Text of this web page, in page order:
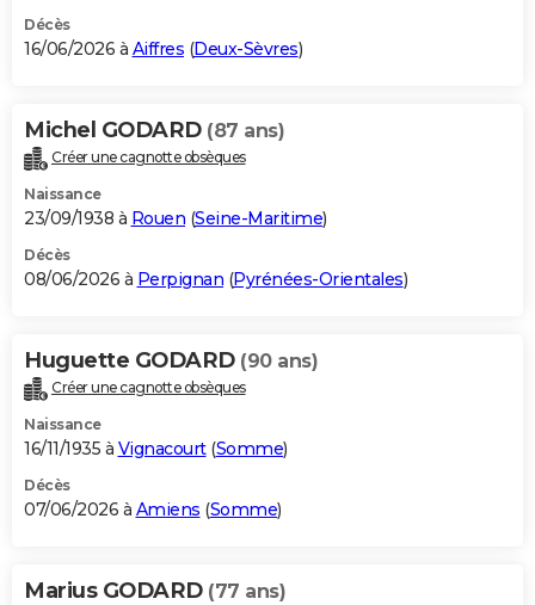
Décès
16/06/2026 à Aiffres (Deux-Sèvres)
Michel GODARD (87 ans)
Créer une cagnotte obsèques
Naissance
23/09/1938 à Rouen (Seine-Maritime)
Décès
08/06/2026 à Perpignan (Pyrénées-Orientales)
Huguette GODARD (90 ans)
Créer une cagnotte obsèques
Naissance
16/11/1935 à Vignacourt(Somme)
Décès
07/06/2026 à Amiens (Somme)
Marius GODARD (77 ans)